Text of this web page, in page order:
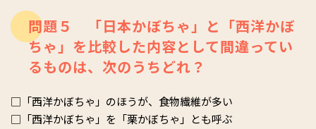
問題５ 「日本かぼちゃ」と「西洋かぼ
ちゃ」を比較した内容として間違ってい
るものは、次のうちどれ？
□「西洋かぼちゃ」のほうが、食物繊維が多い
□「西洋かぼちゃ」を「栗かぼちゃ」とも呼ぶ